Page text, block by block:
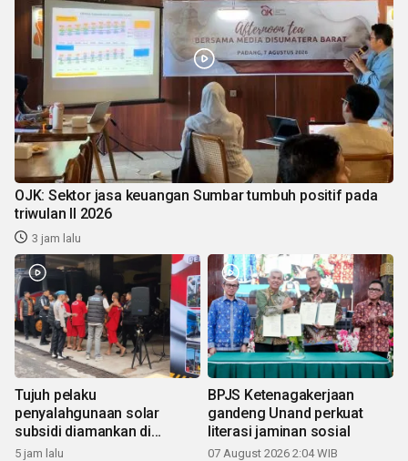
OJK: Sektor jasa keuangan Sumbar tumbuh positif pada
triwulan II 2026
3 jam lalu
Tujuh pelaku
penyalahgunaan solar
subsidi diamankan di
Sumbar
5 jam lalu
BPJS Ketenagakerjaan
gandeng Unand perkuat
literasi jaminan sosial
07 August 2026 2:04 WIB